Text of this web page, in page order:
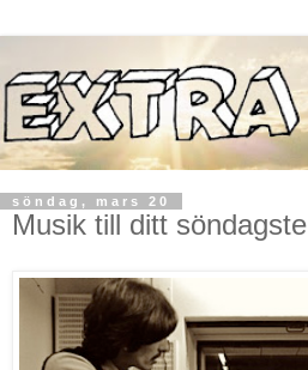
söndag, mars 20
Musik till ditt söndagste